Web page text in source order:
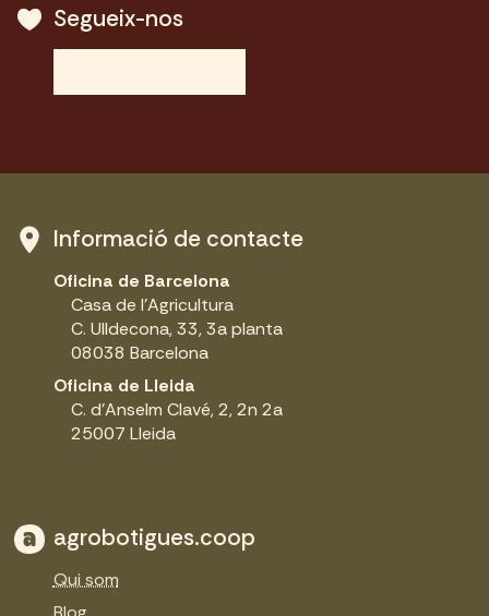
Segueix-nos
Informació de contacte
Oficina de Barcelona
Casa de l'Agricultura
C. Ulldecona, 33, 3a planta
08038 Barcelona
Oficina de Lleida
C. d'Anselm Clavé, 2, 2n 2a
25007 Lleida
agrobotigues.coop
Qui som